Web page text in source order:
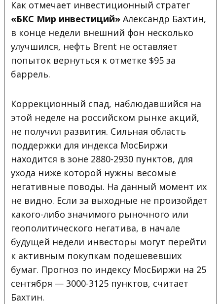
Как отмечает инвестиционный стратег
«БКС Мир инвестиций» Александр Бахтин,
в конце недели внешний фон несколько
улучшился, нефть Brent не оставляет
попыток вернуться к отметке $95 за
баррель.
Коррекционный спад, наблюдавшийся на
этой неделе на российском рынке акций,
не получил развития. Сильная область
поддержки для индекса МосБиржи
находится в зоне 2880-2930 пунктов, для
ухода ниже которой нужны весомые
негативные поводы. На данный момент их
не видно. Если за выходные не произойдет
какого-либо значимого рыночного или
геополитического негатива, в начале
будущей недели инвесторы могут перейти
к активным покупкам подешевевших
бумаг. Прогноз по индексу МосБиржи на 25
сентября — 3000-3125 пунктов, считает
Бахтин.